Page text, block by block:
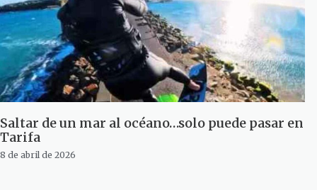
Saltar de un mar al océano…solo puede pasar en
Tarifa
8 de abril de 2026